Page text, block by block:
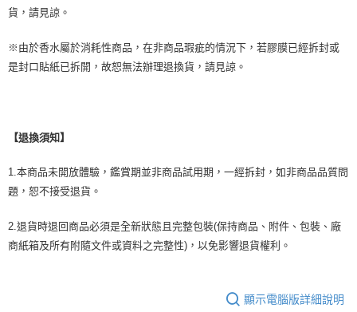
貨，請見諒。
※由於香水屬於消耗性商品，在非商品瑕疵的情況下，若膠膜已經拆封或
是封口貼紙已拆開，故恕無法辦理退換貨，請見諒。
【退換須知】
1.本商品未開放體驗，鑑賞期並非商品試用期，一經拆封，如非商品品質問
題，恕不接受退貨。
2.退貨時退回商品必須是全新狀態且完整包裝(保持商品、附件、包裝、廠
商紙箱及所有附隨文件或資料之完整性)，以免影響退貨權利。
顯示電腦版詳細說明